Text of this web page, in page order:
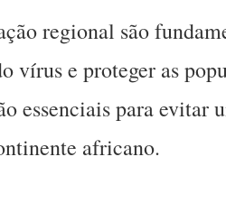
regional são
vírus e proteger as
essenciais para evitar
africano.